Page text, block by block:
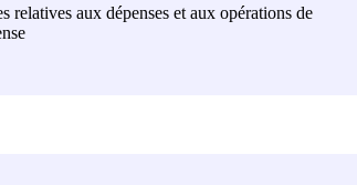
relatives aux dépenses et aux opérations de